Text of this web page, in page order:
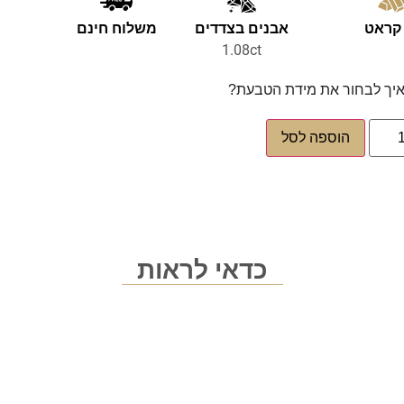
אבנים בצדדים
1.08ct
משלוח חינם
איך לבחור את מידת הטבעת?
הוספה לסל
כדאי לראות